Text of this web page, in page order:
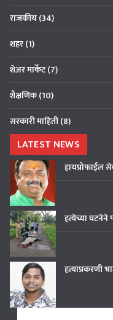
राजकीय(34)
शहर(1)
शेअर मार्केट(7)
शैक्षणिक(10)
सरकारी माहिती(8)
LATEST NEWS
हायप्रोफाईल
हत्येच्या घटनेने
हत्याप्रकरणी